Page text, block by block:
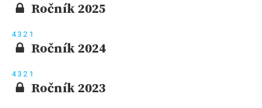
Ročník 2025
43 2 1
Ročník 2024
43 2 1
Ročník 2023